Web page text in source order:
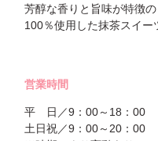
芳醇な香りと旨味が特徴
100％使用した抹茶スイー
営業時間
平 日／9：00～18：00
土日祝／9：00～20：00